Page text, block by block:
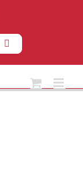
Instagram